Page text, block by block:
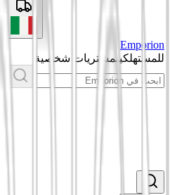
Emporion
للمستهلكينمشتريات شخصية